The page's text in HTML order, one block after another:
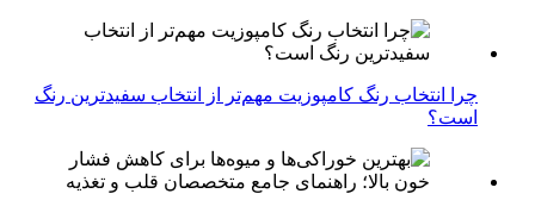
چرا انتخاب رنگ کامپوزیت مهم‌تر از انتخاب سفیدترین رنگ
است؟